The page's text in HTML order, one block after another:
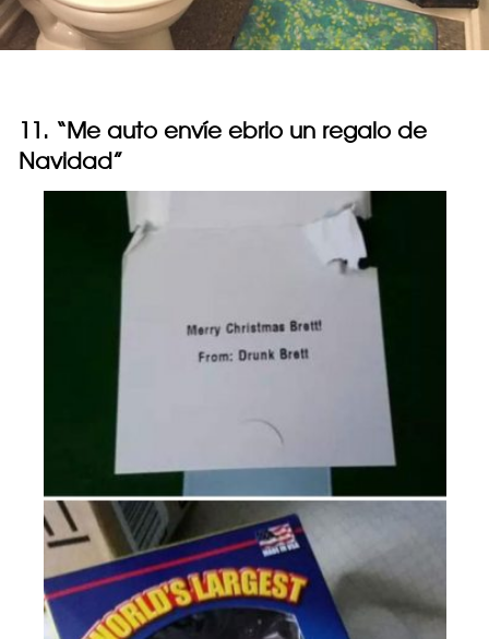
11. “Me auto envíe ebrio un regalo de
Navidad”